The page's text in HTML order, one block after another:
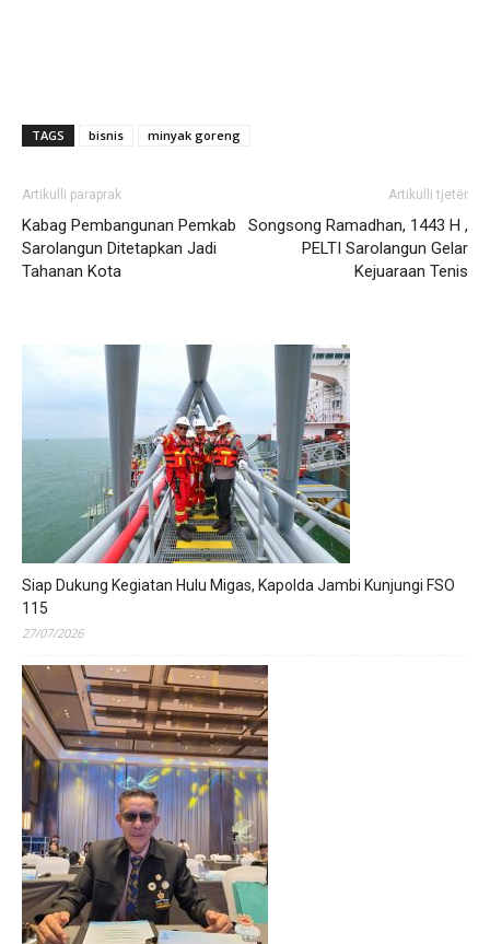
TAGS bisnis minyak goreng
Artikulli paraprak
Kabag Pembangunan Pemkab
Sarolangun Ditetapkan Jadi
Tahanan Kota
Artikulli tjetër
Songsong Ramadhan, 1443 H ,
PELTI Sarolangun Gelar
Kejuaraan Tenis
Siap Dukung Kegiatan Hulu Migas, Kapolda Jambi Kunjungi FSO
115
27/07/2026